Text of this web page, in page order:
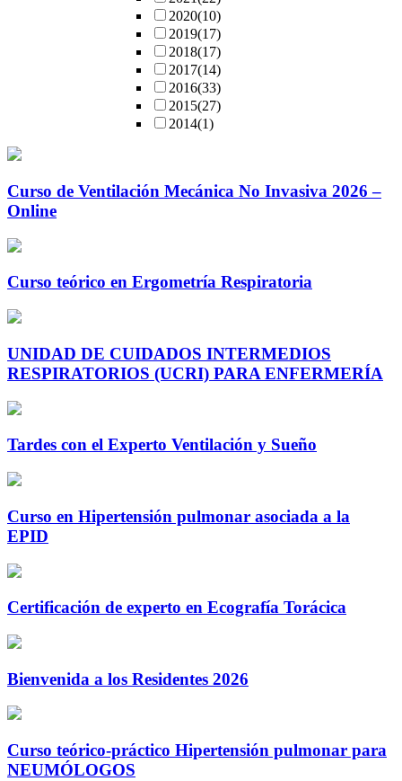
2020(10)
2019(17)
2018(17)
2017(14)
2016(33)
2015(27)
2014(1)
Curso de Ventilación Mecánica No Invasiva 2026 –
Online
Curso teórico en Ergometría Respiratoria
UNIDAD DE CUIDADOS INTERMEDIOS
RESPIRATORIOS (UCRI) PARA ENFERMERÍA
Tardes con el Experto Ventilación y Sueño
Curso en Hipertensión pulmonar asociada a la
EPID
Certificación de experto en Ecografía Torácica
Bienvenida a los Residentes 2026
Curso teórico-práctico Hipertensión pulmonar para
NEUMÓLOGOS